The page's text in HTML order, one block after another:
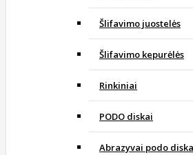
Šlifavimo juostelės
Šlifavimo kepurėlės
Rinkiniai
PODO diskai
Abrazyvai podo